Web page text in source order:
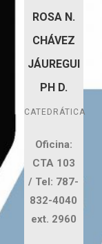
ROSA N.
CHÁVEZ
JÁUREGUI
PH D.
CATEDRÁTICA
Oficina:
CTA 103
/ Tel: 787-
832-4040
ext. 2960